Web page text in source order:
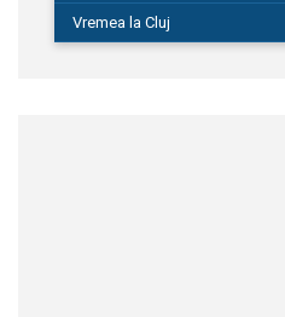
Vremea la Cluj